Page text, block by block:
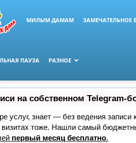
МИЛЫМ ДАМАМ ЗАМЕЧАТЕЛЬНОЕ
ПАУЗА РАЗНОЕ
на собственном Telegram-
услуг, знает — без ведения
визитах тоже. Нашли самый
первый месяц бесплатно.